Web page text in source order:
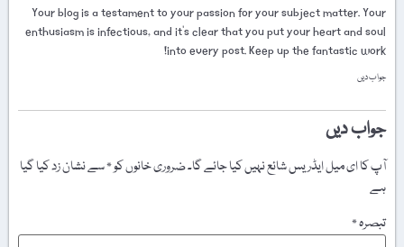
Your blog is a testament to your passion for your subject matter. Your
enthusiasm is infectious, and it’s clear that you put your heart and soul
into every post. Keep up the fantastic work!
جواب دیں
جواب دیں
آپ کا ای میل ایڈریس شائع نہیں کیا جائے گا۔ضروری خانوں کو*سے نشان زد کیا گیا
ہے
تبصرہ*